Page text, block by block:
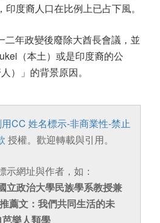
度裔人口在比例上已占下風。
二年政變後廢除大酋長會議，並
（本土）或是印度裔的公
人）」的背景原因。
CC 姓名標示-非商業性-禁止
授權。歡迎轉載與引用。
示網址與作者，如：
立政治大學民族學系教授兼
薦文：我們共同生活的未
樂人類學